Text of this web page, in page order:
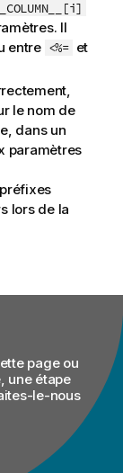
Il
entre <%= et
le nom de
dans un
paramètres
lors de la
page ou
une étape
le-nous